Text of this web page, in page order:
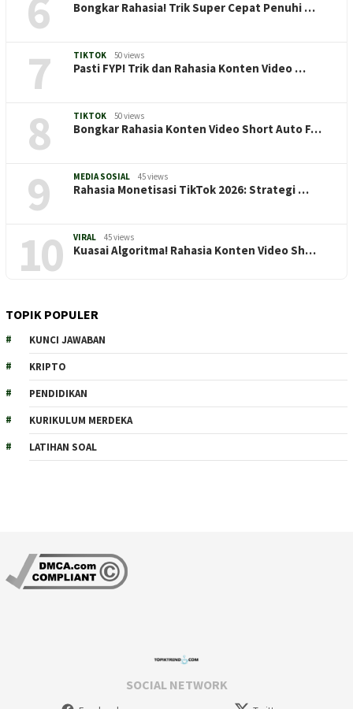
Bongkar Rahasia! Trik Super Cepat Penuhi …
7 TIKTOK 50 views
Pasti FYP! Trik dan Rahasia Konten Video …
8 TIKTOK 50 views
Bongkar Rahasia Konten Video Short Auto F…
9 MEDIA SOSIAL 45 views
Rahasia Monetisasi TikTok 2026: Strategi …
10 VIRAL 45 views
Kuasai Algoritma! Rahasia Konten Video Sh…
TOPIK POPULER
KUNCI JAWABAN
KRIPTO
PENDIDIKAN
KURIKULUM MERDEKA
LATIHAN SOAL
SOCIAL NETWORK